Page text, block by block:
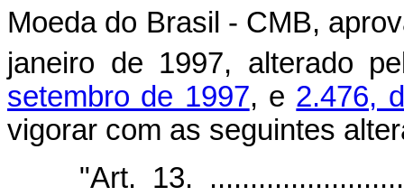
Moeda do Brasil - CMB,
janeiro de 1997, alterado
setembro de 1997, e 2.476,
vigorar com as seguintes
"Art. 13.